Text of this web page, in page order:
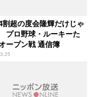
割超の度会隆輝だけじゃ
ロ野球・ルーキーた
ープン戦 通信簿